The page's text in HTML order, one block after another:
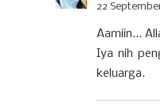
22
Aamiin...
Iya nih
keluarga.